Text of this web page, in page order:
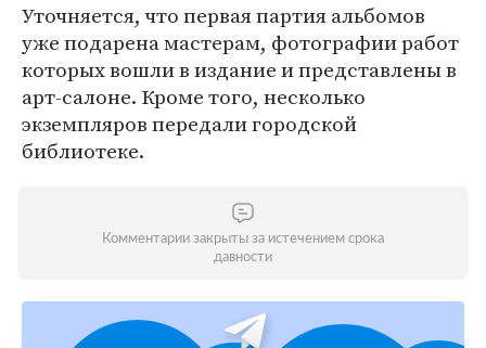
Уточняется, что первая партия альбомов
уже подарена мастерам, фотографии работ
которых вошли в издание и представлены в
арт-салоне. Кроме того, несколько
экземпляров передали городской
библиотеке.
Комментарии закрыты за истечением срока
давности